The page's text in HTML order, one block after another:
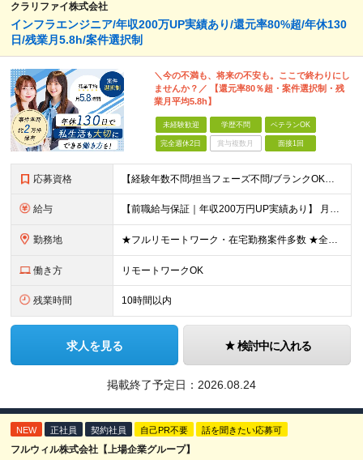
クラリファイ株式会社
インフラエンジニア/年収200万UP実績あり/還元率80%超/年休130
日/残業月5.8h/案件選択制
＼今の不満も、将来の不安も。ここで終わりにし
ませんか？／ 【還元率80％超・案件選択制・残
業月平均5.8h】
未経験歓迎 学歴不問 ベテランOK
完全週休2日 賞与複数月 面接1回
応募資格 【経験年数不問/担当フェーズ不問/ブランクOK】 ◆何らかのインフラ経験がある方（（3ヶ月以上でOK！） ◎業種未経験歓迎！ ◎学歴不問 ◎20代～50代まで幅広く活躍中！ ◎人柄重視の採用です♪
給与 【前職給与保証｜年収200万円UP実績あり】 月給35万円～103万円 ＜年収アップ事例＞ エンジニア：入社1年目 経験3年 月給46万円（諸手当含めず）※前職から月給16万円アップ エンジニア
勤務地 ★フルリモートワーク・在宅勤務案件多数 ★全国各地にプロジェクトあり ★希望を考慮・転居を伴う転勤は無し・在宅ワークOK ★東京・大阪に加えて、2023年1月に札幌・名古屋・福岡OPEN！ 【本社
働き方 リモートワークOK
残業時間 10時間以内
求人を見る 検討中に入れる
掲載終了予定日： 2026.08.24
NEW 正社員 契約社員 自己PR不要 話を聞きたい応募可
フルウィル株式会社【上場企業グループ】